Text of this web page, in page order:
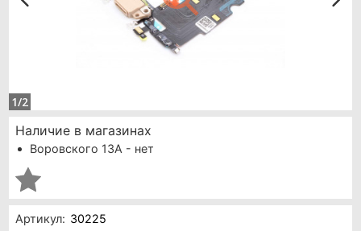
1/2
Артикул: 30225
Наличие в магазинах
Воровского 13А - нет